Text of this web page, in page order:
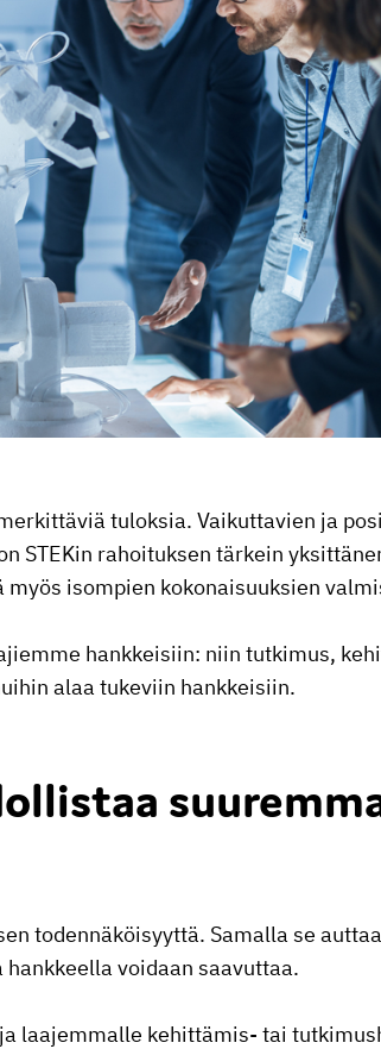
tuloksia. Vaikuttavien ja
STEKin rahoituksen tärkein
isompien kokonaisuuksien
hankkeisiin: niin tutkimus,
alaa tukeviin hankkeisiin.
todennäköisyyttä. Samalla se
voidaan saavuttaa.
laajemmalle kehittämis- tai